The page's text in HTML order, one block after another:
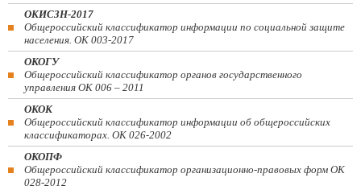
ОКИСЗН-2017
Общероссийский классификатор информации по социальной защите
населения. ОК 003-2017
ОКОГУ
Общероссийский классификатор органов государственного
управления ОК 006 – 2011
ОКОК
Общероссийский классификатор информации об общероссийских
классификаторах. ОК 026-2002
ОКОПФ
Общероссийский классификатор организационно-правовых форм ОК
028-2012